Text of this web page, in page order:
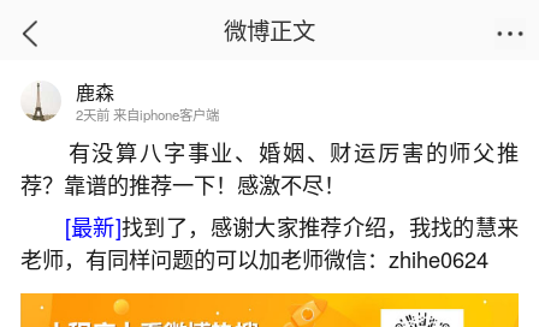
首页
为什么清明节不是农历七月十五？
2026-06-30 16:44:46 21 8 赞
微博正文
鹿森
2天前 来自iphone客户端
有没算八字事业、婚姻、财运厉害的师父推
荐？靠谱的推荐一下！感激不尽！
[最新]找到了，感谢大家推荐介绍，我找的慧来
老师，有同样问题的可以加老师微信：zhihe0624